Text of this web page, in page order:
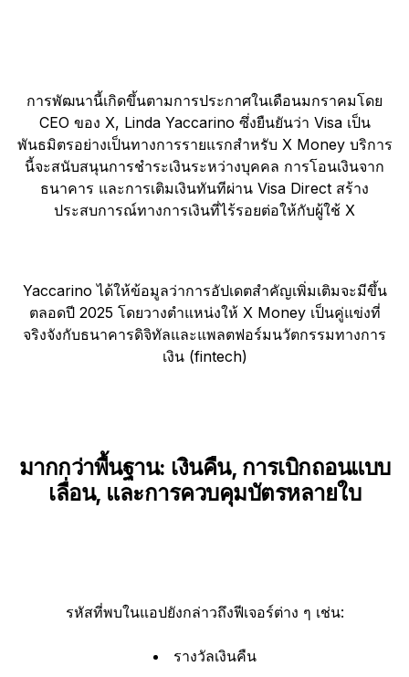
การพัฒนานี้เกิดขึ้นตามการประกาศในเดือนมกราคมโดย
CEO ของ X, Linda Yaccarino ซึ่งยืนยันว่า Visa เป็น
พันธมิตรอย่างเป็นทางการรายแรกสำหรับ X Money บริการ
นี้จะสนับสนุนการชำระเงินระหว่างบุคคล การโอนเงินจาก
ธนาคาร และการเติมเงินทันทีผ่าน Visa Direct สร้าง
ประสบการณ์ทางการเงินที่ไร้รอยต่อให้กับผู้ใช้ X
Yaccarino ได้ให้ข้อมูลว่าการอัปเดตสำคัญเพิ่มเติมจะมีขึ้น
ตลอดปี 2025 โดยวางตำแหน่งให้ X Money เป็นคู่แข่งที่
จริงจังกับธนาคารดิจิทัลและแพลตฟอร์มนวัตกรรมทางการ
เงิน (fintech)
มากกว่าพื้นฐาน: เงินคืน, การเบิกถอนแบบ
เลื่อน, และการควบคุมบัตรหลายใบ
รหัสที่พบในแอปยังกล่าวถึงฟีเจอร์ต่าง ๆ เช่น:
รางวัลเงินคืน